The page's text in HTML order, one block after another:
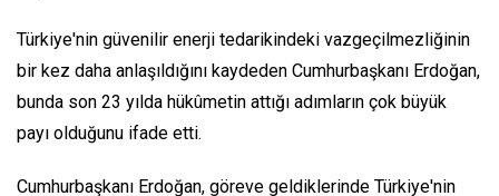
Türkiye'nin güvenilir enerji tedarikindeki vazgeçilmezliğinin
bir kez daha anlaşıldığını kaydeden Cumhurbaşkanı Erdoğan,
bunda son 23 yılda hükûmetin attığı adımların çok büyük
payı olduğunu ifade etti.
Cumhurbaşkanı Erdoğan, göreve geldiklerinde Türkiye'nin